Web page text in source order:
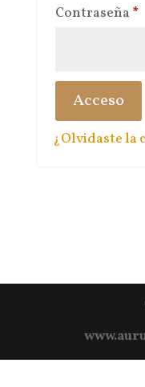
Contraseña *
Acceso
¿Olvidaste la